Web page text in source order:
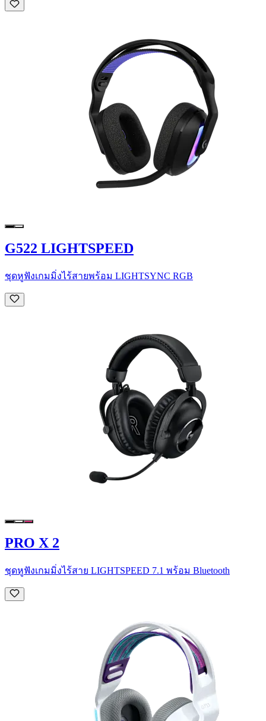
G522 LIGHTSPEED
ชุดหูฟังเกมมิ่งไร้สายพร้อม LIGHTSYNC RGB
PRO X 2
ชุดหูฟังเกมมิ่งไร้สาย LIGHTSPEED 7.1 พร้อม Bluetooth